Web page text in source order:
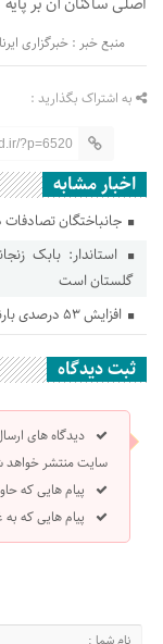
منبع خبر : خبرگزاری ایرنا
به اشتراک بگذارید :
?p=6520
اخبار مشابه
جانباختگان تصادفات
گلستان است
افزایش ۵۳ درصدی بارندگی‌ها در گلستان
ثبت دیدگاه
دیدگاه های
سایت منتشر
پیام هایی که
پیام هایی که